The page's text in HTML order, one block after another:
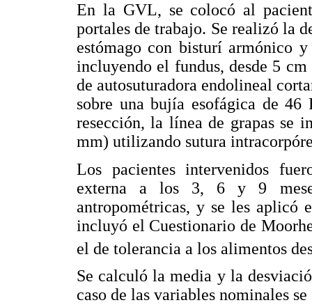
En la GVL, se colocó al
portales de trabajo. Se realizó la
estómago con bisturí armónico
incluyendo el fundus, desde 5
de autosuturadora endolineal
sobre una bujía esofágica de
resección, la línea de grapas se
mm) utilizando sutura
Los pacientes intervenidos
externa a los 3, 6 y 9
antropométricas, y se les aplicó
incluyó el Cuestionario de
el de tolerancia a los alimentos
Se calculó la media y la
caso de las variables nominales